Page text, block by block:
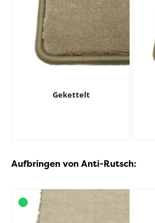
Gekettelt
Aufbringen von Anti-Rutsch: